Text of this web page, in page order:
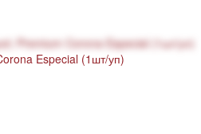
Especial (1шт/уп)